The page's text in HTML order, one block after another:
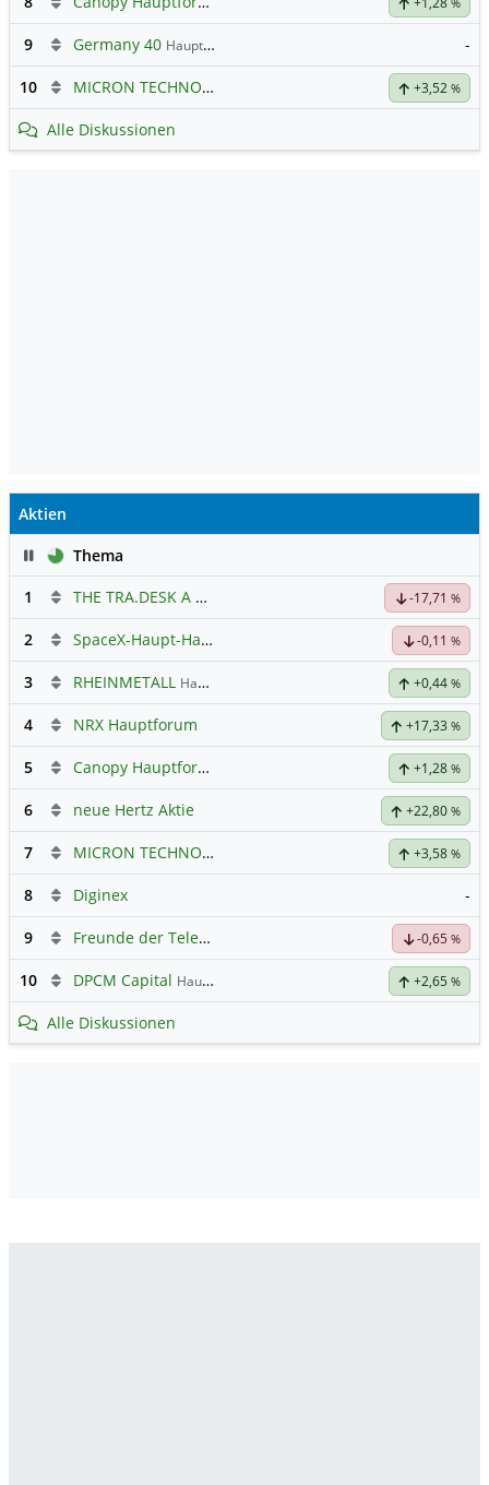
%
9 Germany 40 Hauptdiskussion -
10 MICRON TECHNOLOGY +3,52 %
Alle Diskussionen
Aktien
PauseThema
1
THE TRA.DESK A DL-,000001 -17,71 %
2 SpaceX-Haupt-Hauptforum -0,11 %
3 RHEINMETALL Hauptdiskussion +0,44 %
4 NRX Hauptforum +17,33 %
5 Canopy Hauptforum +1,28 %
6 neue Hertz Aktie +22,80 %
7 MICRON TECHNOLOGY +3,58 %
8 Diginex -
9 Freunde der Telekom -0,65 %
10 DPCM Capital Hauptdiskussion +2,65 %
Alle Diskussionen